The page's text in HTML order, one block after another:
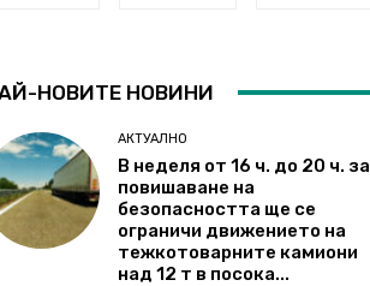
НОВИТЕ НОВИНИ
АКТУАЛНО
В неделя от 16 ч. до 20 ч. за
повишаване на
безопасността ще се
ограничи движението на
тежкотоварните камиони
над 12 т в посока...